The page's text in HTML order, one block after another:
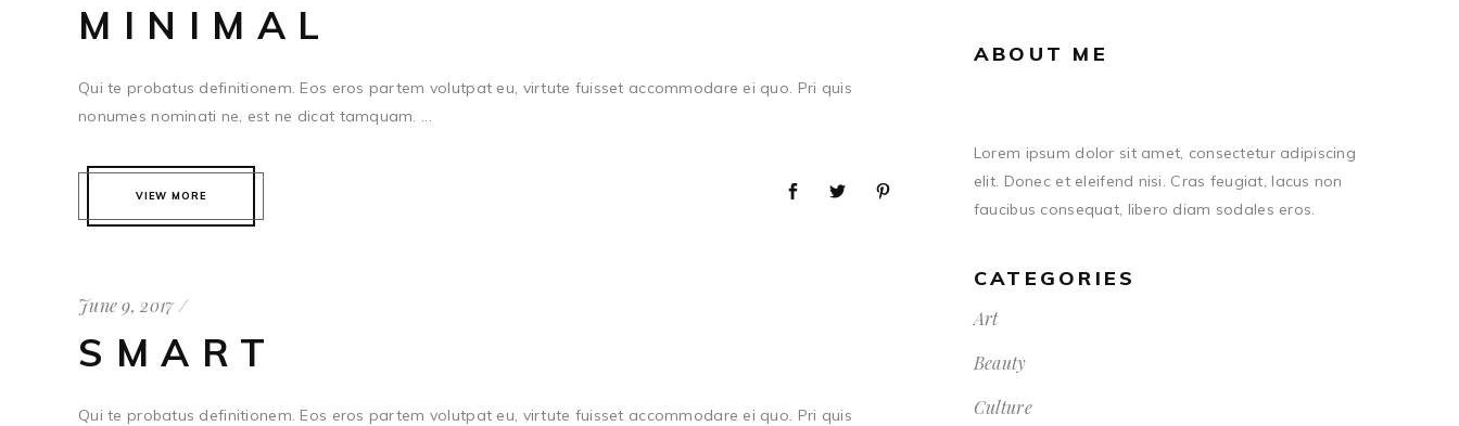
MINIMAL
Qui te probatus definitionem. Eos eros partem volutpat eu, virtute fuisset accommodare ei quo. Pri quis
nonumes nominati ne, est ne dicat tamquam. ...
VIEW MORE
June 9, 2017
SMART
Qui te probatus definitionem. Eos eros partem volutpat eu, virtute fuisset accommodare ei quo. Pri quis
ABOUT ME
Lorem ipsum dolor sit amet, consectetur adipiscing
elit. Donec et eleifend nisi. Cras feugiat, lacus non
faucibus consequat, libero diam sodales eros.
CATEGORIES
Art
Beauty
Culture